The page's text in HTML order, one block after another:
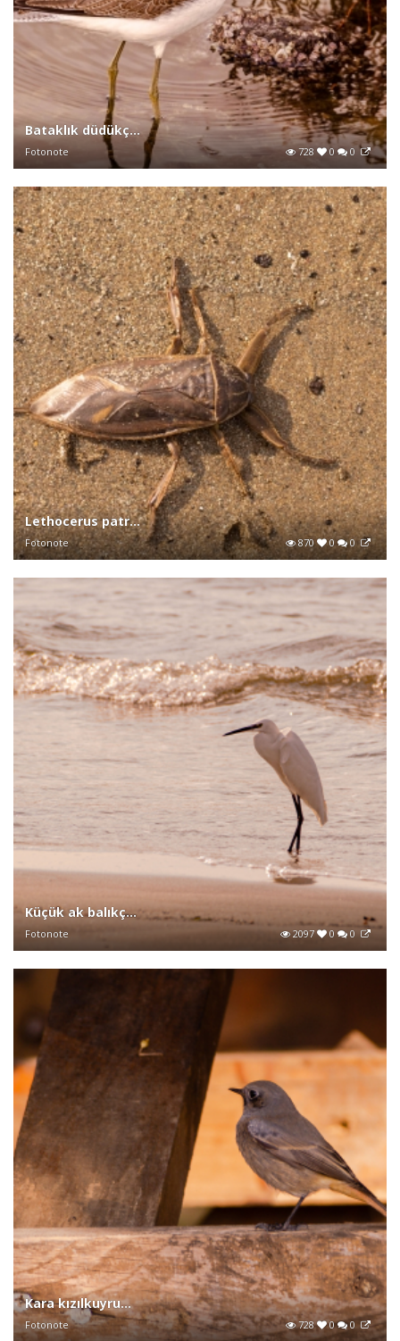
Bataklık düdükç...
Fotonote 728 0 0
Lethocerus patr...
Fotonote 870 0 0
Küçük ak balıkç...
Fotonote 2097 0 0
Kara kızılkuyru...
Fotonote 728 0 0